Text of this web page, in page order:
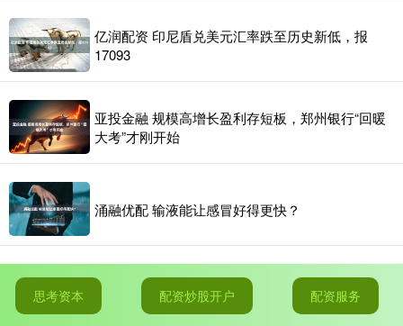
亿润配资 印尼盾兑美元汇率跌至历史新低，报
17093
亚投金融 规模高增长盈利存短板，郑州银行“回暖
大考”才刚开始
涌融优配 输液能让感冒好得更快？
思考资本 配资炒股开户 配资服务